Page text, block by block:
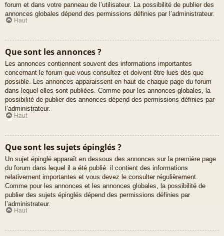
forum et dans votre panneau de l’utilisateur. La possibilité de publier des
annonces globales dépend des permissions définies par l’administrateur.
Haut
Que sont les annonces ?
Les annonces contiennent souvent des informations importantes
concernant le forum que vous consultez et doivent être lues dès que
possible. Les annonces apparaissent en haut de chaque page du forum
dans lequel elles sont publiées. Comme pour les annonces globales, la
possibilité de publier des annonces dépend des permissions définies par
l’administrateur.
Haut
Que sont les sujets épinglés ?
Un sujet épinglé apparaît en dessous des annonces sur la première page
du forum dans lequel il a été publié. il contient des informations
relativement importantes et vous devez le consulter régulièrement.
Comme pour les annonces et les annonces globales, la possibilité de
publier des sujets épinglés dépend des permissions définies par
l’administrateur.
Haut